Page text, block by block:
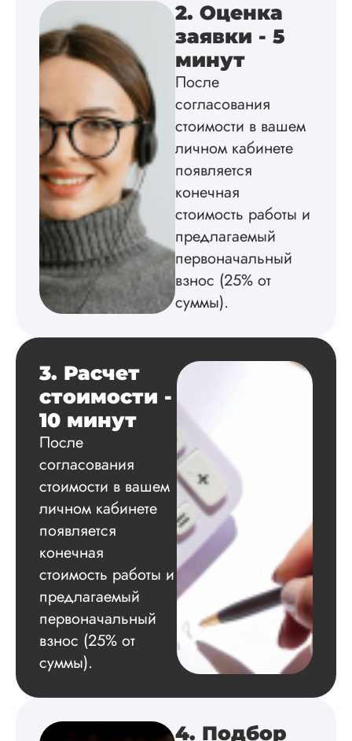
Вид работы:
Диссертация
Диссертацию
на совесть: тут и
структура, и
оформление.
методологию
исследования,
грамотно
расчеты и подвел
исследования.
Вадим
официальный
работу выполнили
оговоренные
сдачи,
оформили в
соответствии с
Взаимодействие с
клиентами
подробно
по всем вопросам.
Благодарен.
2. Оценка
заявки - 5
минут
После
согласования
стоимости в вашем
личном кабинете
появляется
конечная
стоимость работы и
предлагаемый
первоначальный
взнос (25% от
суммы).
3. Расчет
стоимости -
10 минут
После
согласования
стоимости в вашем
личном кабинете
появляется
конечная
стоимость работы и
предлагаемый
первоначальный
взнос (25% от
суммы).
4. Подбор